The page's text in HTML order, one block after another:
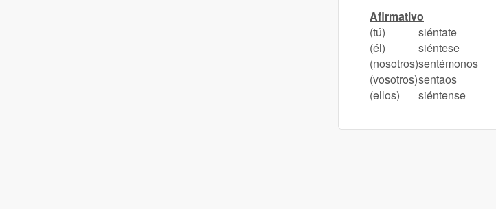
Afirmativo
(tú)
siéntate
(él)
siéntese
(nosotros)sentémonos
(vosotros)sentaos
(ellos)
siéntense